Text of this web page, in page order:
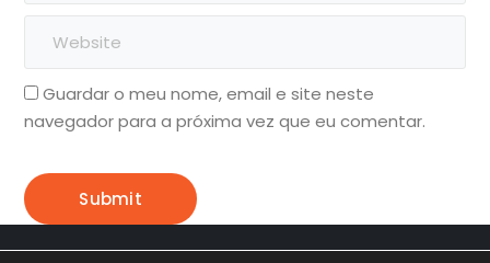
Guardar o meu nome, email e site neste
navegador para a próxima vez que eu comentar.